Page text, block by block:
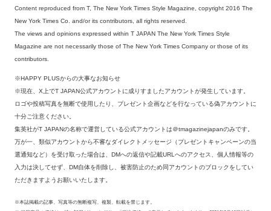
Content reproduced from T, The New York Times Style Magazine, copyright 2016 The
New York Times Co. and/or its contributors, all rights reserved.
The views and opinions expressed within T JAPAN The New York Times Style
Magazine are not necessarily those of The New York Times Company or those of its
contributors.
※HAPPY PLUSからの大事なお知らせ
※現在、X上でT JAPAN公式アカウントに成りすましたアカウントが発生しています。
ロゴや投稿写真を無断で使用したり、プレゼント企画などを行なっている偽アカウントに
十分ご注意ください。
集英社がT JAPANの名称で運営している公式アカウントは＠tmagazinejapanのみです。
万が一、類似アカウントから不審なダイレクトメッセージ（プレゼントキャンペーンの当
選通知など）を受け取った場合は、DMへの返信や記載URLへのアクセス、個人情報等の
入力は決してせず、DM自体を削除し、被害防止のため同アカウントのブロックをしてい
ただきますようお願いいたします。
※本誌掲載の記事、写真等の無断複写、複製、転載を禁じます。